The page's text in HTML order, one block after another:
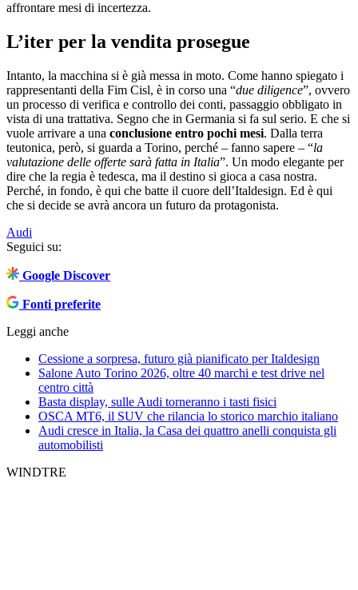
affrontare mesi di incertezza.
L’iter per la vendita prosegue
Intanto, la macchina si è già messa in moto. Come hanno spiegato i
rappresentanti della Fim Cisl, è in corso una “due diligence”, ovvero
un processo di verifica e controllo dei conti, passaggio obbligato in
vista di una trattativa. Segno che in Germania si fa sul serio. E che si
vuole arrivare a una conclusione entro pochi mesi. Dalla terra
teutonica, però, si guarda a Torino, perché – fanno sapere – “la
valutazione delle offerte sarà fatta in Italia”. Un modo elegante per
dire che la regia è tedesca, ma il destino si gioca a casa nostra.
Perché, in fondo, è qui che batte il cuore dell’Italdesign. Ed è qui
che si decide se avrà ancora un futuro da protagonista.
Audi
Seguici su:
Google Discover
Fonti preferite
Leggi anche
Cessione a sorpresa, futuro già pianificato per Italdesign
Salone Auto Torino 2026, oltre 40 marchi e test drive nel
centro città
Basta display, sulle Audi torneranno i tasti fisici
OSCA MT6, il SUV che rilancia lo storico marchio italiano
Audi cresce in Italia, la Casa dei quattro anelli conquista gli
automobilisti
WINDTRE